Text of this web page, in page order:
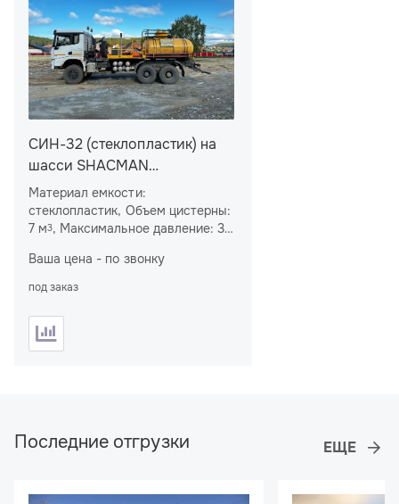
СИН-32 (стеклопластик) на
шасси SHACMAN
SX32586V385 (плунжер 125
мм)
Материал емкости:
стеклопластик, Объем цистерны:
7 м3, Максимальное давление: 32
Наибольшая идеальная подача:
Ваша цена - по звонку
под заказ
Последние отгрузки